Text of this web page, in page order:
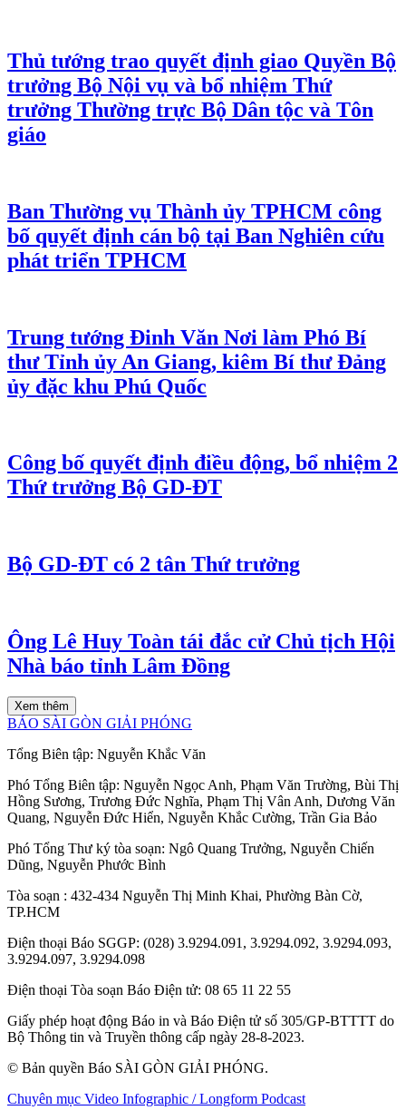
Thủ tướng trao quyết định giao Quyền Bộ
trưởng Bộ Nội vụ và bổ nhiệm Thứ
trưởng Thường trực Bộ Dân tộc và Tôn
giáo
Ban Thường vụ Thành ủy TPHCM công
bố quyết định cán bộ tại Ban Nghiên cứu
phát triển TPHCM
Trung tướng Đinh Văn Nơi làm Phó Bí
thư Tỉnh ủy An Giang, kiêm Bí thư Đảng
ủy đặc khu Phú Quốc
Công bố quyết định điều động, bổ nhiệm 2
Thứ trưởng Bộ GD-ĐT
Bộ GD-ĐT có 2 tân Thứ trưởng
Ông Lê Huy Toàn tái đắc cử Chủ tịch Hội
Nhà báo tỉnh Lâm Đồng
Xem thêm
BÁO SÀI GÒN GIẢI PHÓNG
Tổng Biên tập: Nguyễn Khắc Văn
Phó Tổng Biên tập: Nguyễn Ngọc Anh, Phạm Văn Trường, Bùi Thị
Hồng Sương, Trương Đức Nghĩa, Phạm Thị Vân Anh, Dương Văn
Quang, Nguyễn Đức Hiển, Nguyễn Khắc Cường, Trần Gia Bảo
Phó Tổng Thư ký tòa soạn: Ngô Quang Trưởng, Nguyễn Chiến
Dũng, Nguyễn Phước Bình
Tòa soạn : 432-434 Nguyễn Thị Minh Khai, Phường Bàn Cờ,
TP.HCM
Điện thoại Báo SGGP: (028) 3.9294.091, 3.9294.092, 3.9294.093,
3.9294.097, 3.9294.098
Điện thoại Tòa soạn Báo Điện tử: 08 65 11 22 55
Giấy phép hoạt động Báo in và Báo Điện tử số 305/GP-BTTTT do
Bộ Thông tin và Truyền thông cấp ngày 28-8-2023.
© Bản quyền Báo SÀI GÒN GIẢI PHÓNG.
Chuyên mục Video Infographic / Longform Podcast